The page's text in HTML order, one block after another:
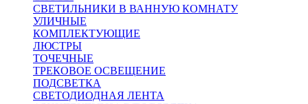
СВЕТИЛЬНИКИ В ВАННУЮ КОМНАТУ
УЛИЧНЫЕ
КОМПЛЕКТУЮЩИЕ
ЛЮСТРЫ
ТОЧЕЧНЫЕ
ТРЕКОВОЕ ОСВЕЩЕНИЕ
ПОДСВЕТКА
СВЕТОДИОДНАЯ ЛЕНТА